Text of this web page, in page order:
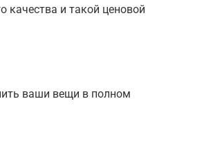
качества и такой ценовой
ваши вещи в полном